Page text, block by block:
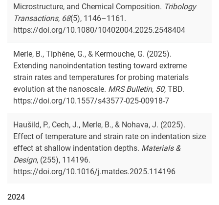
Microstructure, and Chemical Composition. Tribology
Transactions, 68(5), 1146–1161.
https://doi.org/10.1080/10402004.2025.2548404
Merle, B., Tiphéne, G., & Kermouche, G. (2025).
Extending nanoindentation testing toward extreme
strain rates and temperatures for probing materials
evolution at the nanoscale. MRS Bulletin, 50, TBD.
https://doi.org/10.1557/s43577-025-00918-7
Haušild, P., Cech, J., Merle, B., & Nohava, J. (2025).
Effect of temperature and strain rate on indentation size
effect at shallow indentation depths. Materials &
Design, (255), 114196.
https://doi.org/10.1016/j.matdes.2025.114196
2024